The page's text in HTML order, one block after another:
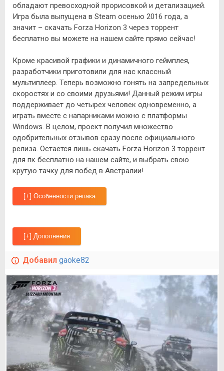
обладают превосходной прорисовкой и детализацией.
Игра была выпущена в Steam осенью 2016 года, а
значит – скачать Forza Horizon 3 через торрент
бесплатно вы можете на нашем сайте прямо сейчас!
Кроме красивой графики и динамичного геймплея,
разработчики приготовили для нас классный
мультиплеер. Теперь возможно гонять на запредельных
скоростях и со своими друзьями! Данный режим игры
поддерживает до четырех человек одновременно, а
играть вместе с напарниками можно с платформы
Windows. В целом, проект получил множество
одобрительных отзывов сразу после официального
релиза. Остается лишь скачать Forza Horizon 3 торрент
для пк бесплатно на нашем сайте, и выбрать свою
крутую тачку для побед в Австралии!
Добавил gaoke82